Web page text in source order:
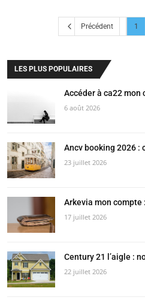
Précédent 1
LES PLUS POPULAIRES
Accéder à ca22
6 août 2026
Ancv booking 2026 :
23 juillet 2026
Arkevia mon
17 juillet 2026
Century 21 l’aigle :
22 juillet 2026